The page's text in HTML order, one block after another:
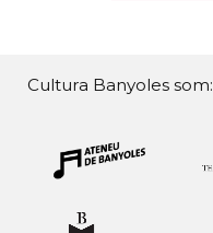
Cultura Banyoles som: